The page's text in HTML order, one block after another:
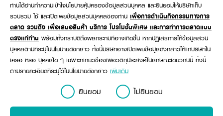
ท่านได้อ่านทำความเข้าใจนโยบายคุ้มครองข้อมูลส่วนบุคคล และยินยอมให้บริษัทเก็บ
รวบรวม ใช้ และเปิดเผยข้อมูลส่วนบุคคลของท่าน เพื่อการดำเนินกิจกรรมทางการ
ตลาด รวมถึง เพื่อเสนอสินค้า บริการ โปรโมชั่นพิเศษ และการทำการตลาดแบบ
ตรงแก่ท่าน พร้อมทั้งทราบดีถึงผลกระทบที่อาจเกิดขึ้น หากปฏิเสธการให้ข้อมูลส่วน
บุคคลตามที่ระบุในนโยบายดังกล่าว ทั้งนี้บริษัทอาจเปิดเผยข้อมูลดังกล่าวให้แก่บริษัทใน
เครือ หรือ บุคคลใด ๆ เฉพาะที่เกี่ยวข้องเพื่อวัตถุประสงค์ในลักษณะเดียวกันนี้ ทั้งนี้
ตามรายละเอียดที่ระบุไว้ในนโยบายดังกล่าว เพิ่มเติม
ยินยอม ไม่ยินยอม